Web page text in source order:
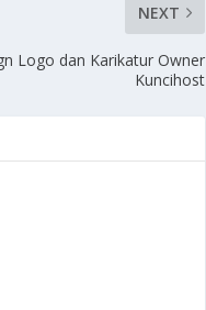
NEXT
Logo dan Karikatur Owner
Kuncihost